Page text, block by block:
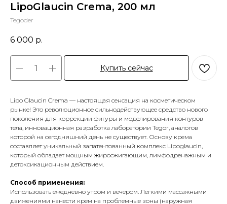
LipoGlaucin Crema, 200 мл
Tegoder
6 000 р.
Купить сейчас
Lipo Glaucin Crema — настоящая сенсация на косметическом
рынке! Это революционное сильнодействующее средство нового
поколения для коррекции фигуры и моделирования контуров
тела, инновационная разработка лаборатории Tegor, аналогов
которой на сегодняшний день не существует. Основу крема
составляет уникальный запатентованный комплекс Lipoglaucin,
который обладает мощным жиросжигающим, лимфодренажным и
детоксикационным действием.
Способ применения:
Использовать ежедневно утром и вечером. Легкими массажными
движениями нанести крем на проблемные зоны (наружная